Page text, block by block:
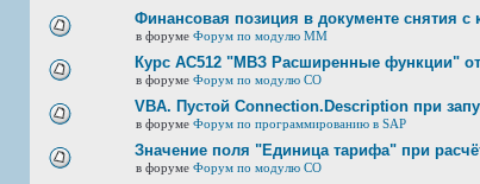
Финансовая позиция в документе снятия с
в форуме Форум по модулю ММ
Курс AC512 "МВЗ Расширенные функции"
в форуме Форум по модулю СО
VBA. Пустой Connection.Description при
в форуме Форум по программированию в SAP
Значение поля "Единица тарифа" при
в форуме Форум по модулю СО